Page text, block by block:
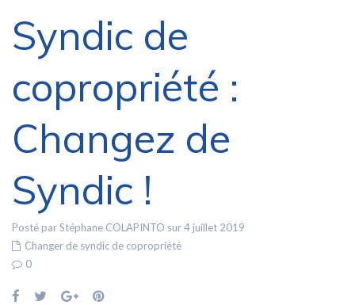
Syndic de
copropriété :
Changez de
Syndic !
Posté par Stéphane COLAPINTO sur 4 juillet 2019
Changer de syndic de copropriété
0